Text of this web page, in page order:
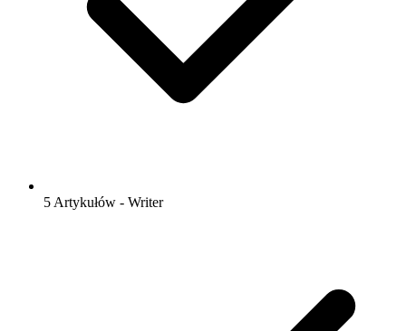
5 Artykułów - Writer